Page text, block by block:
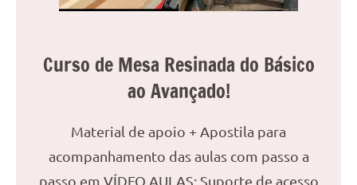
Curso de Mesa Resinada do Básico
ao Avançado!
Material de apoio + Apostila para
acompanhamento das aulas com passo a
passo em VÍDEO AULAS; Suporte de acesso